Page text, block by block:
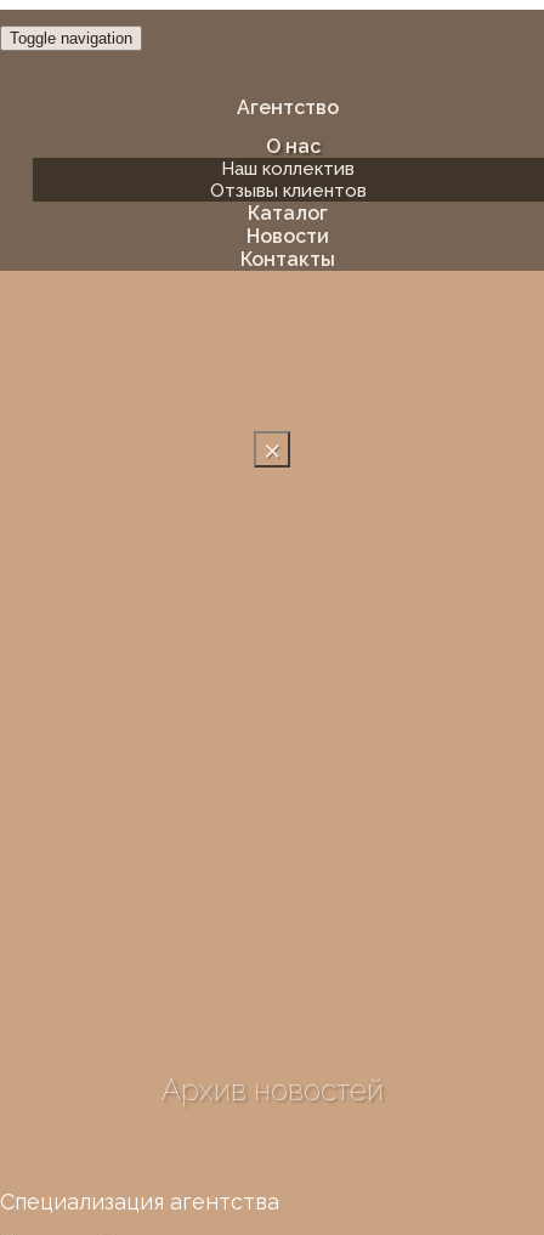
Toggle navigation
Агентство
О нас
Наш коллектив
Отзывы клиентов
Каталог
Новости
Контакты
×
Архив новостей
Специализация агентства